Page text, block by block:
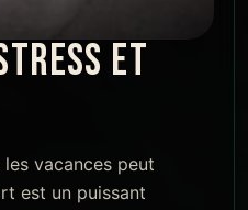
ET
vacances peut
est un puissant